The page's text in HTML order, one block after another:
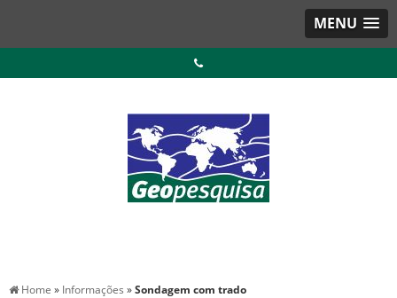
MENU
Home » Informações »Sondagem com trado